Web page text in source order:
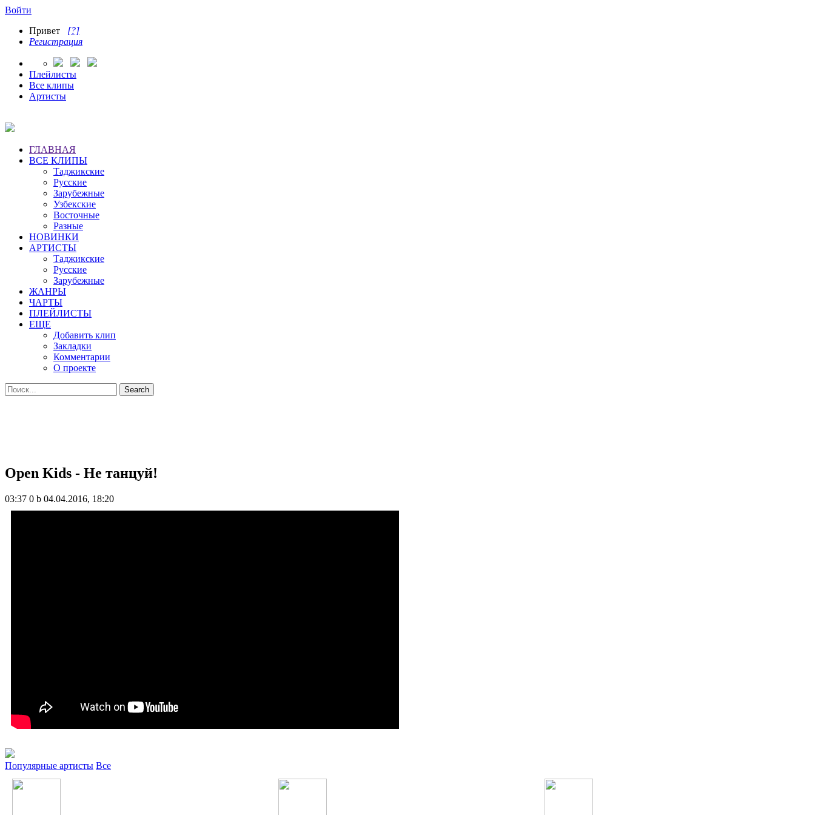
Войти
Привет [?]
Регистрация
Плейлисты
Все клипы
Артисты
ГЛАВНАЯ
ВСЕ КЛИПЫ
Таджикские
Русские
Зарубежные
Узбекские
Восточные
Разные
НОВИНКИ
АРТИСТЫ
Таджикские
Русские
Зарубежные
ЖАНРЫ
ЧАРТЫ
ПЛЕЙЛИСТЫ
ЕЩЕ
Добавить клип
Закладки
Комментарии
О проекте
Open Kids - Не танцуй!
03:37 0 b 04.04.2016, 18:20
Популярные артисты Все